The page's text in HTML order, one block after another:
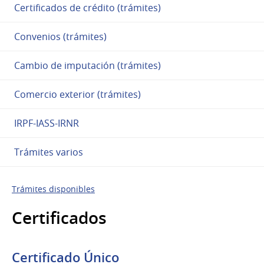
Certificados de crédito (trámites)
Convenios (trámites)
Cambio de imputación (trámites)
Comercio exterior (trámites)
IRPF-IASS-IRNR
Trámites varios
Trámites disponibles
Certificados
Certificado Único